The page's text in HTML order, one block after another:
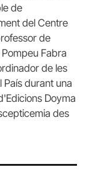
de
del Centre
de
Fabra
de les
País durant una
Doyma
des